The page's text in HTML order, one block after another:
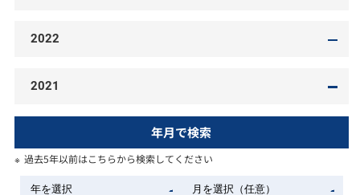
2022
2021
年月で検索
過去5年以前はこちらから検索してください